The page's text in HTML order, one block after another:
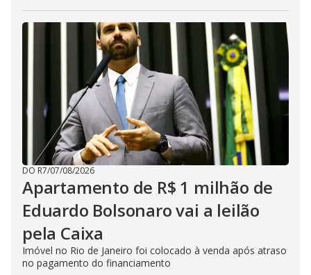
DO R7/07/08/2026
Apartamento de R$ 1 milhão de
Eduardo Bolsonaro vai a leilão
pela Caixa
Imóvel no Rio de Janeiro foi colocado à venda após atraso
no pagamento do financiamento